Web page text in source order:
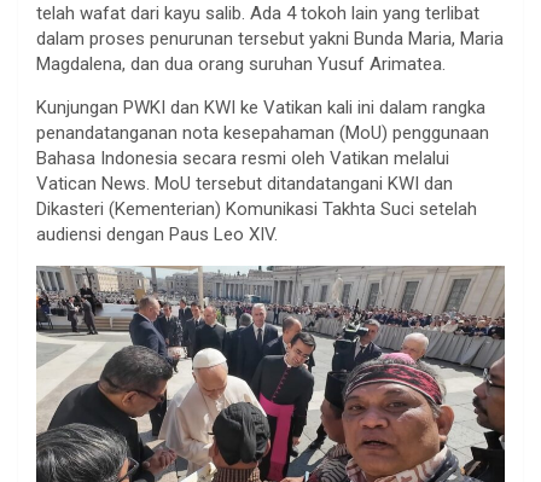
telah wafat dari kayu salib. Ada 4 tokoh lain yang terlibat
dalam proses penurunan tersebut yakni Bunda Maria, Maria
Magdalena, dan dua orang suruhan Yusuf Arimatea.
Kunjungan PWKI dan KWI ke Vatikan kali ini dalam rangka
penandatanganan nota kesepahaman (MoU) penggunaan
Bahasa Indonesia secara resmi oleh Vatikan melalui
Vatican News. MoU tersebut ditandatangani KWI dan
Dikasteri (Kementerian) Komunikasi Takhta Suci setelah
audiensi dengan Paus Leo XIV.